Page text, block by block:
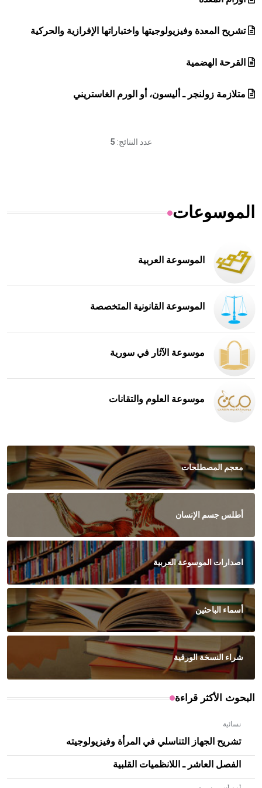
تشريح المعدة وفيزيولوجيتها واختباراتها الإفرازية والحركية
القرحة الهضمية
متلازمة زولنجر ـ أليسون، أو الورم الغاستريني
عدد النتائج: 5
الموسوعات
الموسوعة العربية
الموسوعة القانونية المتخصصة
موسوعة الآثار في سورية
موسوعة العلوم والتقانات
معجم المصطلحات
أطلس جسم الإنسان
اصدارات الموسوعة العربية
أسماء الباحثين
شراء النسخة الورقية
البحوث الأكثر قراءة
نسائية
تشريح الجهاز التناسلي في المرأة وفيزيولوجيته
الفصل العاشر ـ اللانظميات القلبية